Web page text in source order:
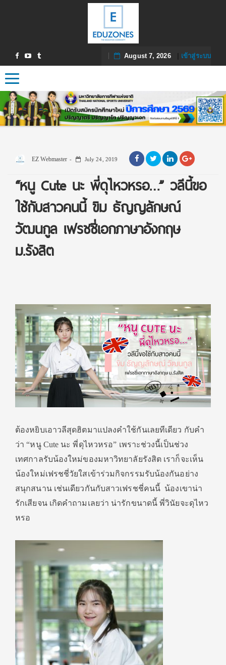
August 7, 2026| เข้าสู่ระบบ
Toggle navigation
EZ Webmaster July 24, 2019
“หนู Cute นะ พี่ดุไหวหรอ…” วลีนี้ขอ
ใช้กับสาวคนนี้ ขิม ธัญญลักษณ์
วัฒนกูล เฟรชชี่เอกภาษาอังกฤษ
ม.รังสิต
ต้องหยิบเอาวลีสุดฮิตมาแปลงคำใช้กันเลยทีเดียว กับคำ
ว่า “หนู Cute นะ พี่ดุไหวหรอ” เพราะช่วงนี้เป็นช่วง
เทศกาลรับน้องใหม่ของมหาวิทยาลัยรังสิต เราก็จะเห็น
น้องใหม่เฟรชชี่วัยใสเข้าร่วมกิจกรรมรับน้องกันอย่าง
สนุกสนาน เช่นเดียวกันกับสาวเฟรชชี่คนนี้ น้องเขาน่า
รักเสียจน เกิดคำถามเลยว่า น่ารักขนาดนี้ พี่วินัยจะดุไหว
หรอ